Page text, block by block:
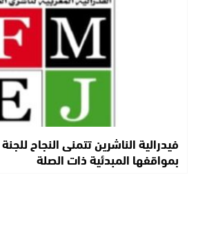
فيدرالية الناشرين تتمنى النجاح
بمواقفها المبدئية ذات الصلة